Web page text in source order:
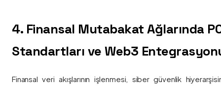
4. Finansal Mutabakat Ağlarında
Standartları ve Web3
Finansal veri akışlarının işlenmesi, siber güvenlik